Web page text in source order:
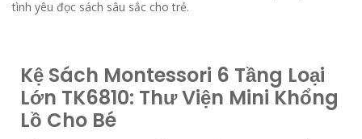
tình yêu đọc sách sâu sắc cho trẻ.
Kệ Sách Montessori 6 Tầng Loại
Lớn TK6810: Thư Viện Mini Khổng
Lồ Cho Bé